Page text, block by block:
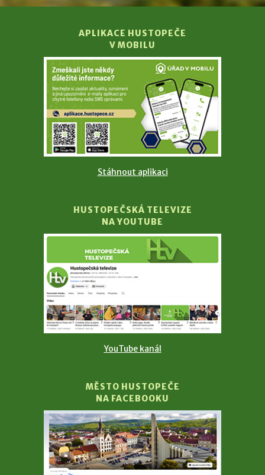
APLIKACE HUSTOPEČE
V MOBILU
Stáhnout aplikaci
HUSTOPEČSKÁ TELEVIZE
NA YOUTUBE
YouTube kanál
MĚSTO HUSTOPEČE
NA FACEBOOKU